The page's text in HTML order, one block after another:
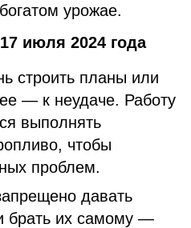
урожае.
июля 2024 года
строить планы или
— к неудаче. Работу
выполнять
чтобы
проблем.
давать
брать их самому —